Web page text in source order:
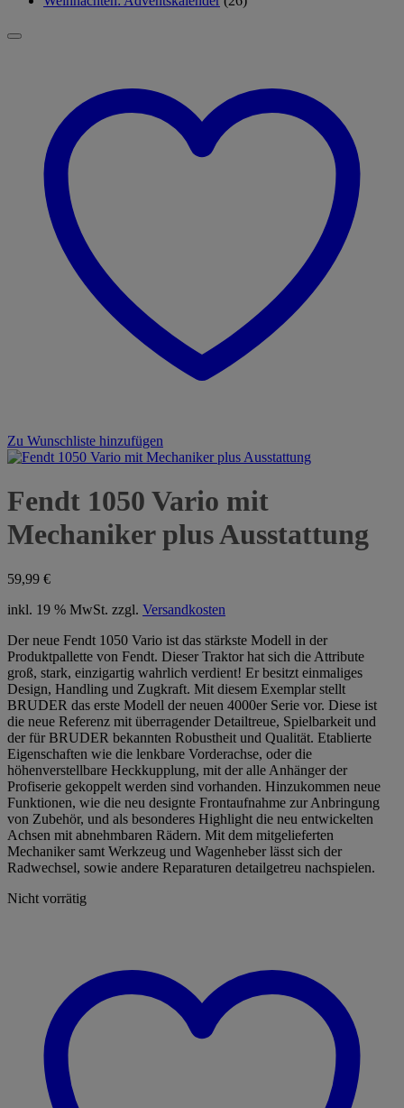
Zu Wunschliste hinzufügen
Fendt 1050 Vario mit
Mechaniker plus Ausstattung
59,99 €
inkl. 19 % MwSt. zzgl. Versandkosten
Der neue Fendt 1050 Vario ist das stärkste Modell in der
Produktpallette von Fendt. Dieser Traktor hat sich die Attribute
groß, stark, einzigartig wahrlich verdient! Er besitzt einmaliges
Design, Handling und Zugkraft. Mit diesem Exemplar stellt
BRUDER das erste Modell der neuen 4000er Serie vor. Diese ist
die neue Referenz mit überragender Detailtreue, Spielbarkeit und
der für BRUDER bekannten Robustheit und Qualität. Etablierte
Eigenschaften wie die lenkbare Vorderachse, oder die
höhenverstellbare Heckkupplung, mit der alle Anhänger der
Profiserie gekoppelt werden sind vorhanden. Hinzukommen neue
Funktionen, wie die neu designte Frontaufnahme zur Anbringung
von Zubehör, und als besonderes Highlight die neu entwickelten
Achsen mit abnehmbaren Rädern. Mit dem mitgelieferten
Mechaniker samt Werkzeug und Wagenheber lässt sich der
Radwechsel, sowie andere Reparaturen detailgetreu nachspielen.
Nicht vorrätig